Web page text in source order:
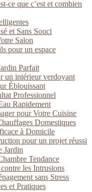
ce que c’est et combien
et Sans Souci
Salon
pour un espace
Parfait
un intérieur verdoyant
Éblouissant
Professionnel
Rapidement
pour Votre Cuisine
Domestiques
à Domicile
pour un projet réussi
Jardin
Tendance
les Intrusions
sans Stress
et Pratiques